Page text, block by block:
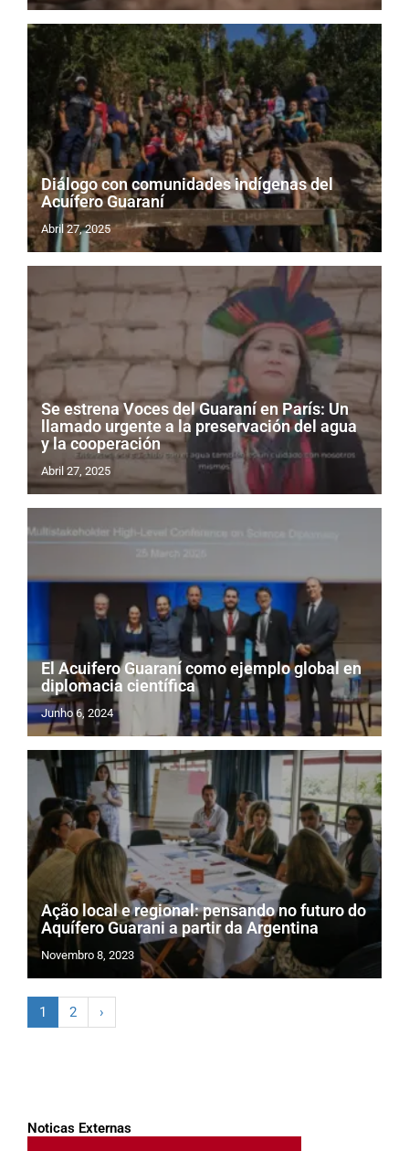
Diálogo con comunidades indígenas del
Acuífero Guaraní
Abril 27, 2025
Se estrena Voces del Guaraní en París: Un
llamado urgente a la preservación del agua
y la cooperación
Abril 27, 2025
El Acuifero Guaraní como ejemplo global en
diplomacia científica
Junho 6, 2024
Ação local e regional: pensando no futuro do
Aquífero Guarani a partir da Argentina
Novembro 8, 2023
1 2 ›
Noticas Externas